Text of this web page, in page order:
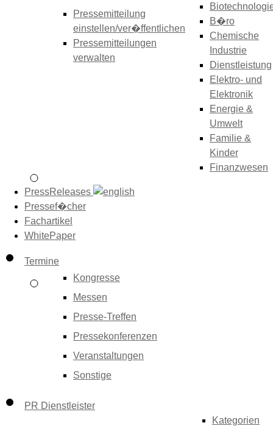
Pressemitteilung
einstellen/ver�ffentlichen
Pressemitteilungen
verwalten
B�ro
Chemische
Industrie
Dienstleistung
Elektro- und
Elektronik
Energie &
Umwelt
Familie &
Kinder
Finanzwesen
PressReleases
Pressef�cher
Fachartikel
WhitePaper
Termine
Kongresse
Messen
Presse-Treffen
Pressekonferenzen
Veranstaltungen
Sonstige
PR Dienstleister
Kategorien